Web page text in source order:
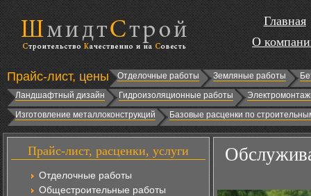
Главная
О
Прайс-лист, цены Отделочные работы Земляные работы
Ландшафтный дизайн
Гидроизоляционные работы
Изготовление металлоконструкций
Базовые расценки по
Прайс-лист, расценки, услуги
Отделочные работы
Общестроительные работы